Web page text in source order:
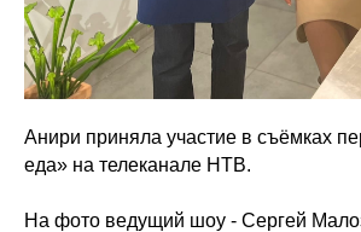
Анири приняла участие в съёмках
еда» на телеканале НТВ.
На фото ведущий шоу - Сергей